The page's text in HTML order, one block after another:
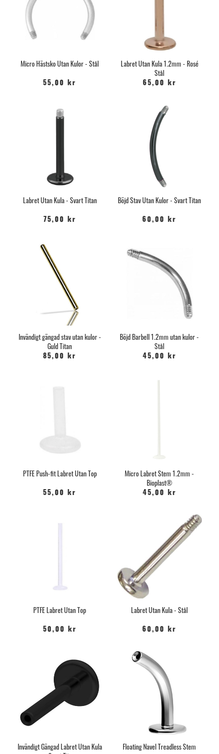
Micro Hästsko Utan Kulor - Stål
55,00 kr
Labret Utan Kula 1.2mm - Rosé
Stål
65,00 kr
Labret Utan Kula - Svart Titan
75,00 kr
Böjd Stav Utan Kulor - Svart Titan
60,00 kr
Invändigt gängad stav utan kulor -
Guld Titan
85,00 kr
Böjd Barbell 1.2mm utan kulor -
Stål
45,00 kr
PTFE Push-fit Labret Utan Top
55,00 kr
Micro Labret Stem 1.2mm -
Bioplast®
45,00 kr
PTFE Labret Utan Top
50,00 kr
Labret Utan Kula - Stål
60,00 kr
Invändigt Gängad Labret Utan Kula
Floating Navel Treadless Stem